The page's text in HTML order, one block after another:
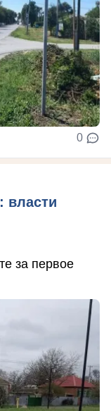
0
власти
за первое